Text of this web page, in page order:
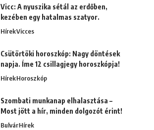
Vicc: A nyuszika sétál az erdőben,
kezében egy hatalmas szatyor.
HírekVicces
Csütörtöki horoszkóp: Nagy döntések
napja. Íme 12 csillagjegy horoszkópja!
HírekHoroszkóp
Szombati munkanap elhalasztása –
Most jött a hír, minden dolgozót érint!
BulvárHírek